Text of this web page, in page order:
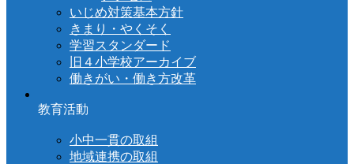
いじめ対策基本方針
きまり・やくそく
学習スタンダード
旧４小学校アーカイブ
働きがい・働き方改革
教育活動
小中一貫の取組
地域連携の取組